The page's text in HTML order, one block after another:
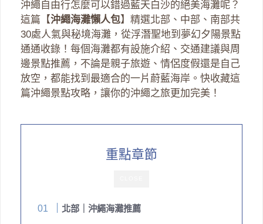
沖繩自由行怎麼可以錯過藍天白沙的絕美海灘呢？
這篇【沖繩海灘懶人包】精選北部、中部、南部共
30處人氣與秘境海灘，從浮潛聖地到夢幻夕陽景點
通通收錄！每個海灘都有設施介紹、交通建議與周
邊景點推薦，不論是親子旅遊、情侶度假還是自己
放空，都能找到最適合的一片蔚藍海岸。快收藏這
篇沖繩景點攻略，讓你的沖繩之旅更加完美！
重點章節
北部｜沖繩海灘推薦